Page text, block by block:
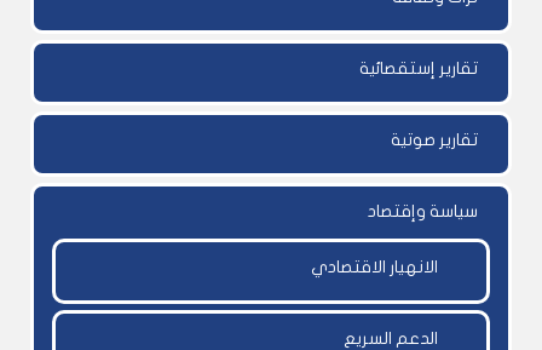
تقارير إستقصائية
تقارير صوتية
سياسة وإقتصاد
الانهيار الاقتصادي
الدعم السريع